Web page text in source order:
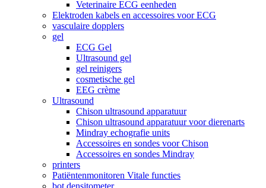
Veterinaire ECG eenheden
Elektroden kabels en accessoires voor ECG
vasculaire dopplers
gel
ECG Gel
Ultrasound gel
gel reinigers
cosmetische gel
EEG crème
Ultrasound
Chison ultrasound apparatuur
Chison ultrasound apparatuur voor dierenarts
Mindray echografie units
Accessoires en sondes voor Chison
Accessoires en sondes Mindray
printers
Patiëntenmonitoren Vitale functies
bot densitometer